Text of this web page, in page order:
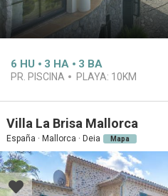
6 HU 3 HA 3 BA
PR. PISCINA PLAYA: 10KM
Villa La Brisa Mallorca
España · Mallorca · Deia Mapa